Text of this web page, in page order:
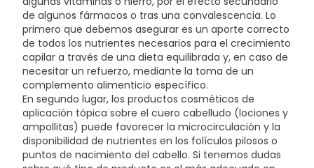
de algunos fármacos o tras una convalescencia. Lo
primero que debemos asegurar es un aporte correcto
de todos los nutrientes necesarios para el crecimiento
capilar a través de una dieta equilibrada y, en caso de
necesitar un refuerzo, mediante la toma de un
complemento alimenticio específico.
En segundo lugar, los productos cosméticos de
aplicación tópica sobre el cuero cabelludo (lociones y
ampollitas) puede favorecer la microcirculación y la
disponibilidad de nutrientes en los folículos pilosos o
puntos de nacimiento del cabello. Si tenemos dudas